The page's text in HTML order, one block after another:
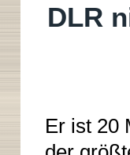
DLR
Er ist 20